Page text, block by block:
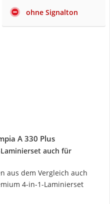
ohne Signalton
A 330 Plus
auch für
aus dem Vergleich auch
4-in-1-Laminierset